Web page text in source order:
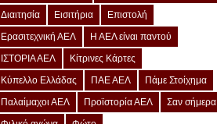
Διαιτησία
Εισιτήρια
Επιστολή
Ερασιτεχνική ΑΕΛ
Η ΑΕΛ είναι παντού
ΙΣΤΟΡΙΑ ΑΕΛ
Κίτρινες Κάρτες
Κύπελλο Ελλάδας
ΠΑΕ ΑΕΛ
Πάμε Στοίχημα
Παλαίμαχοι ΑΕΛ
Προϊστορία ΑΕΛ
Σαν σήμερα